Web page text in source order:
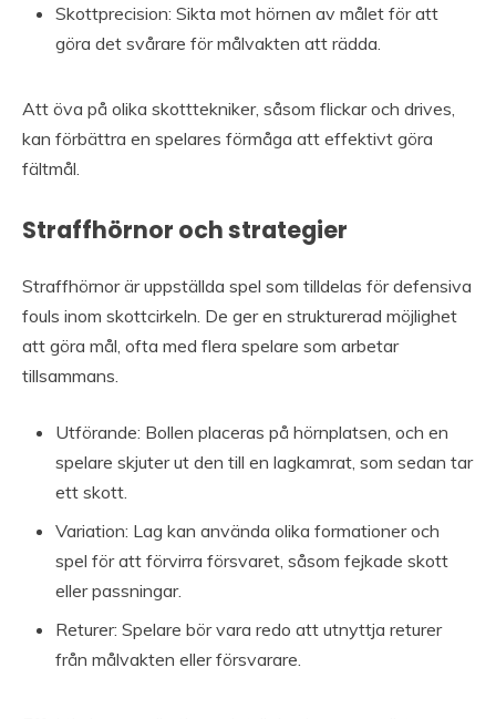
Skottprecision: Sikta mot hörnen av målet för att
göra det svårare för målvakten att rädda.
Att öva på olika skotttekniker, såsom flickar och drives,
kan förbättra en spelares förmåga att effektivt göra
fältmål.
Straffhörnor och strategier
Straffhörnor är uppställda spel som tilldelas för defensiva
fouls inom skottcirkeln. De ger en strukturerad möjlighet
att göra mål, ofta med flera spelare som arbetar
tillsammans.
Utförande: Bollen placeras på hörnplatsen, och en
spelare skjuter ut den till en lagkamrat, som sedan tar
ett skott.
Variation: Lag kan använda olika formationer och
spel för att förvirra försvaret, såsom fejkade skott
eller passningar.
Returer: Spelare bör vara redo att utnyttja returer
från målvakten eller försvarare.